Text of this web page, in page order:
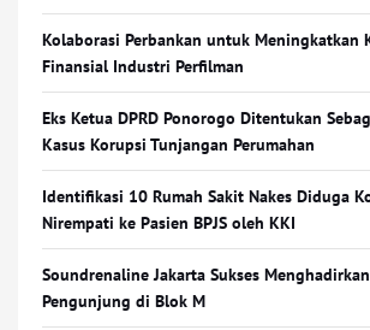
Kolaborasi Perbankan untuk Meningkatkan
Finansial Industri Perfilman
Eks Ketua DPRD Ponorogo Ditentukan
Kasus Korupsi Tunjangan Perumahan
Identifikasi 10 Rumah Sakit Nakes Diduga
Nirempati ke Pasien BPJS oleh KKI
Soundrenaline Jakarta Sukses
Pengunjung di Blok M